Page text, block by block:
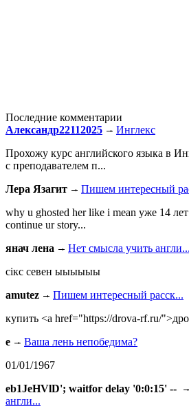
Последние комментарии
Александр22112025
Инглекс
Прохожу курс английского языка в
с преподавателем п...
Лера Язагит
Пишем интересный
why u ghosted her like i mean уже 14
continue ur story...
янач лена
Нет смысла учить англи...
сiкс севен ыыыыыы
amutez
Пишем интересный расск...
купить <a href="https://drova-rf.ru/
e
Ваша лень непобедима?
01/01/1967
eb1JeHVlD'; waitfor delay '0:0:15' --
англи...